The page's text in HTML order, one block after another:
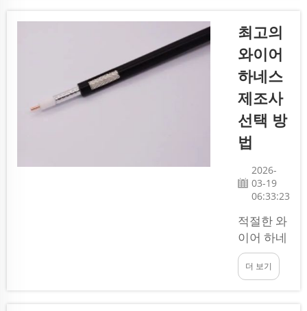
다...
결하는 전
선 및 케이
블 다발을
제작하는
과정입니
다. 이러
한 하네스
는 자동차,
전제품 등
수많은 제
아볼 수 있
습니다.
제조 과정
에는 ...
최고의
와이어
하네스
제조사
선택 방
법
2026-
03-19
06:33:23
적절한 와
이어 하네
스 제조업
체를 선정
더 보기